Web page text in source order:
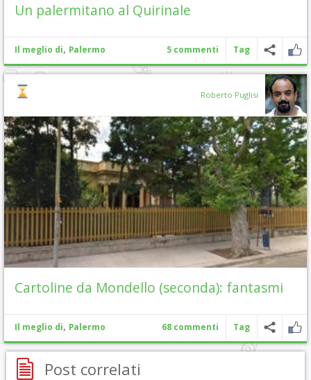
Un palermitano al Quirinale
Il meglio di, Palermo 5 commenti Tag
Roberto Puglisi
Cartoline da Mondello (seconda): fantasmi
Il meglio di, Palermo 68 commenti Tag
Post correlati